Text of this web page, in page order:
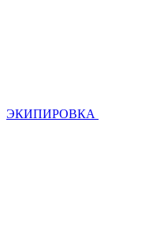
ЭКИПИРОВКА